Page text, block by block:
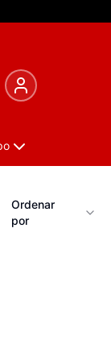
Ordenar
por